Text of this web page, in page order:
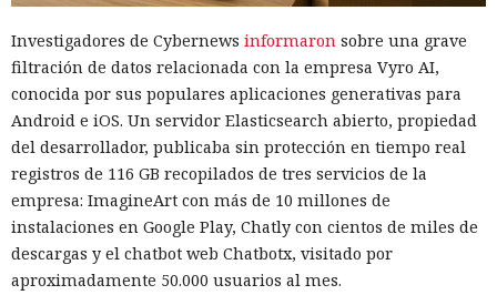
Investigadores de Cybernews informaron sobre una grave
filtración de datos relacionada con la empresa Vyro AI,
conocida por sus populares aplicaciones generativas para
Android e iOS. Un servidor Elasticsearch abierto, propiedad
del desarrollador, publicaba sin protección en tiempo real
registros de 116 GB recopilados de tres servicios de la
empresa: ImagineArt con más de 10 millones de
instalaciones en Google Play, Chatly con cientos de miles de
descargas y el chatbot web Chatbotx, visitado por
aproximadamente 50.000 usuarios al mes.